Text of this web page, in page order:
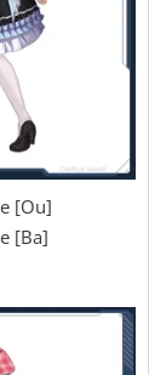
[Ou]
[Ba]